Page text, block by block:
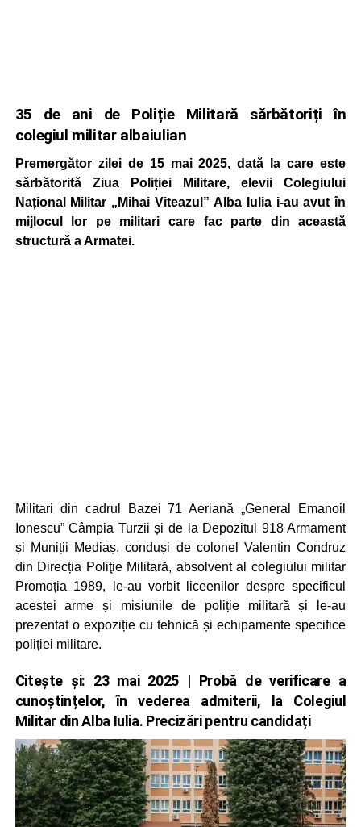
35 de ani de Poliție Militară sărbătoriți în
colegiul militar albaiulian
Premergător zilei de 15 mai 2025, dată la care este
sărbătorită Ziua Poliției Militare, elevii Colegiului
Național Militar „Mihai Viteazul” Alba Iulia i-au avut în
mijlocul lor pe militari care fac parte din această
structură a Armatei.
Militari din cadrul Bazei 71 Aeriană „General Emanoil
Ionescu” Câmpia Turzii și de la Depozitul 918 Armament
și Muniții Mediaș, conduși de colonel Valentin Condruz
din Direcția Poliţie Militară, absolvent al colegiului militar
Promoția 1989, le-au vorbit liceenilor despre specificul
acestei arme și misiunile de poliție militară și le-au
prezentat o expoziție cu tehnică și echipamente specifice
poliției militare.
Citește și: 23 mai 2025 | Probă de verificare a
cunoștințelor, în vederea admiterii, la Colegiul
Militar din Alba Iulia. Precizări pentru candidați